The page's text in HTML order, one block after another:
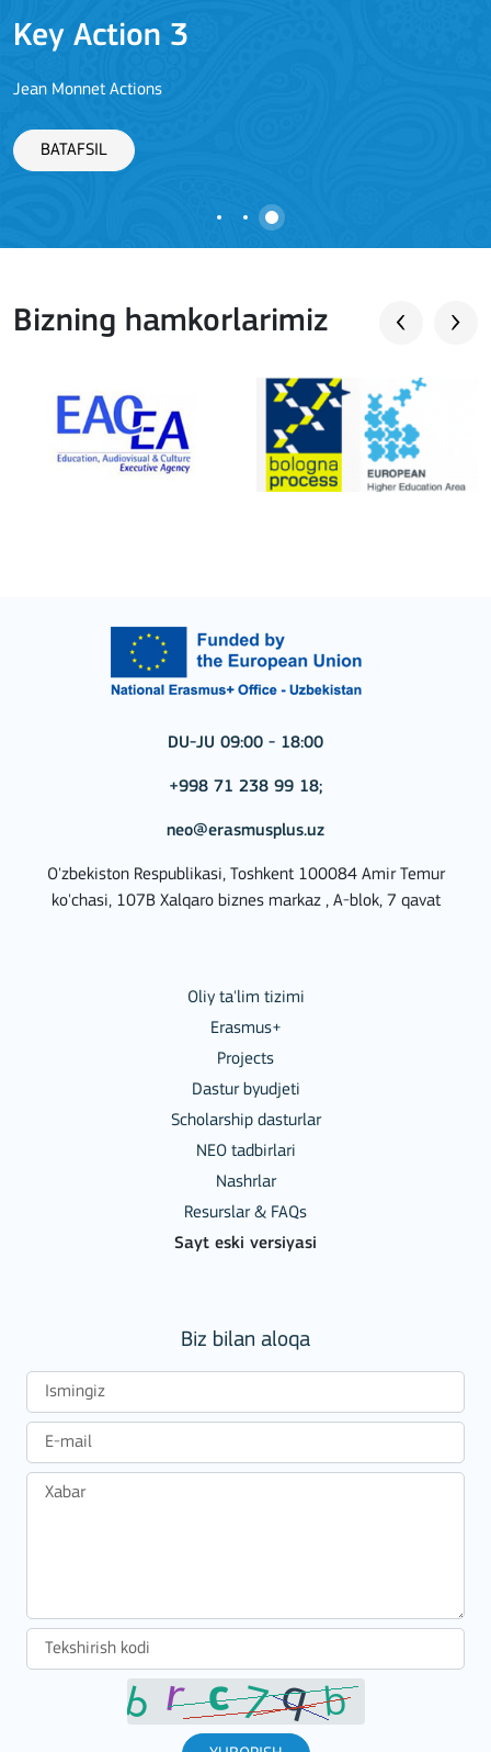
Key Action 3
Jean Monnet Actions
BATAFSIL
Bizning hamkorlarimiz
DU-JU 09:00 - 18:00
+998 71 238 99 18;
neo@erasmusplus.uz
O'zbekiston Respublikasi, Toshkent 100084 Amir Temur
ko'chasi, 107B Xalqaro biznes markaz , A-blok, 7 qavat
Oliy ta'lim tizimi
Erasmus+
Projects
Dastur byudjeti
Scholarship dasturlar
NEO tadbirlari
Nashrlar
Resurslar & FAQs
Sayt eski versiyasi
Biz bilan aloqa